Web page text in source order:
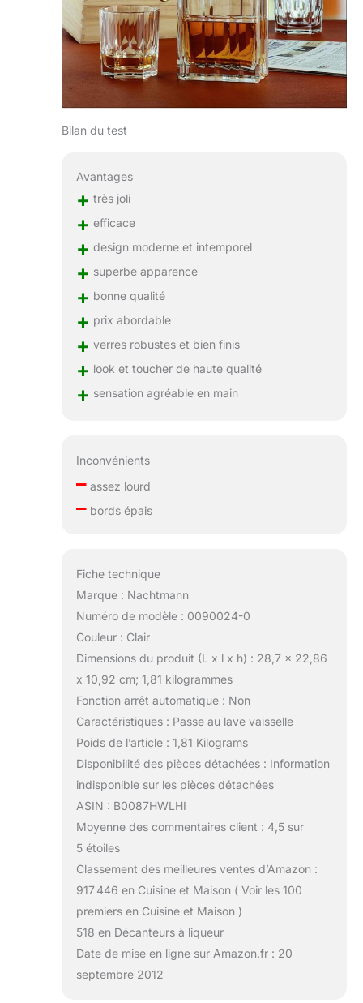
Bilan du test
Avantages
+ très joli
+ efficace
+ design moderne et intemporel
+ superbe apparence
+ bonne qualité
+ prix abordable
+ verres robustes et bien finis
+ look et toucher de haute qualité
+ sensation agréable en main
Inconvénients
–assez lourd
–bords épais
Fiche technique
Marque : Nachtmann
Numéro de modèle : 0090024-0
Couleur : Clair
Dimensions du produit (L x l x h) : 28,7 x 22,86
x 10,92 cm; 1,81 kilogrammes
Fonction arrêt automatique : Non
Caractéristiques : Passe au lave vaisselle
Poids de l’article : 1,81 Kilograms
Disponibilité des pièces détachées : Information
indisponible sur les pièces détachées
ASIN : B0087HWLHI
Moyenne des commentaires client : 4,5 sur
5 étoiles
Classement des meilleures ventes d’Amazon :
917 446 en Cuisine et Maison ( Voir les 100
premiers en Cuisine et Maison )
518 en Décanteurs à liqueur
Date de mise en ligne sur Amazon.fr : 20
septembre 2012